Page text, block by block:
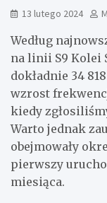
13 lutego 2024
Według
na linii S9 Kolei
dokładnie 34
wzrost
kiedy
Warto jednak
obejmowały
pierwszy
miesiąca.